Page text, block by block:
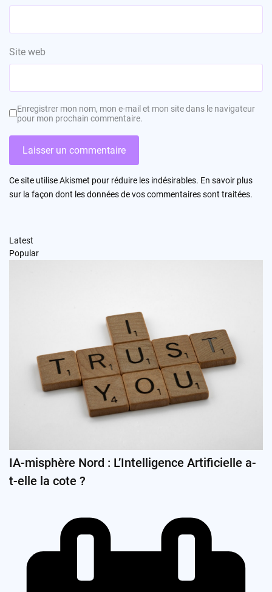
Site web
Enregistrer mon nom, mon e-mail et mon site dans le navigateur
pour mon prochain commentaire.
Ce site utilise Akismet pour réduire les indésirables. En savoir plus
sur la façon dont les données de vos commentaires sont traitées.
Latest
Popular
IA-misphère Nord : L’Intelligence Artificielle a-
t-elle la cote ?